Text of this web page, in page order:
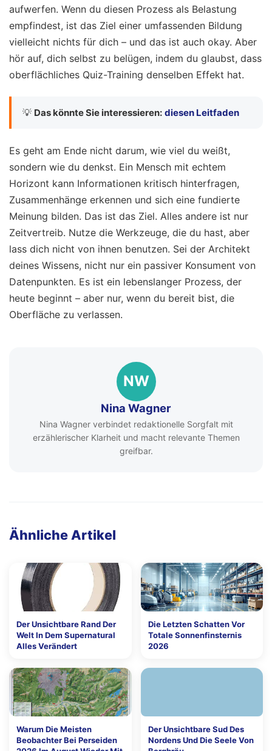
aufwerfen. Wenn du diesen Prozess als Belastung
empfindest, ist das Ziel einer umfassenden Bildung
vielleicht nichts für dich – und das ist auch okay. Aber
hör auf, dich selbst zu belügen, indem du glaubst, dass
oberflächliches Quiz-Training denselben Effekt hat.
💡 Das könnte Sie interessieren: diesen Leitfaden
Es geht am Ende nicht darum, wie viel du weißt,
sondern wie du denkst. Ein Mensch mit echtem
Horizont kann Informationen kritisch hinterfragen,
Zusammenhänge erkennen und sich eine fundierte
Meinung bilden. Das ist das Ziel. Alles andere ist nur
Zeitvertreib. Nutze die Werkzeuge, die du hast, aber
lass dich nicht von ihnen benutzen. Sei der Architekt
deines Wissens, nicht nur ein passiver Konsument von
Datenpunkten. Es ist ein lebenslanger Prozess, der
heute beginnt – aber nur, wenn du bereit bist, die
Oberfläche zu verlassen.
NW
Nina Wagner
Nina Wagner verbindet redaktionelle Sorgfalt mit
erzählerischer Klarheit und macht relevante Themen
greifbar.
Ähnliche Artikel
Der Unsichtbare Rand Der
Welt In Dem Supernatural
Alles Verändert
Die Letzten Schatten Vor
Totale Sonnenfinsternis
2026
Warum Die Meisten
Beobachter Bei Perseiden
Der Unsichtbare Sud Des
Nordens Und Die Seele Von